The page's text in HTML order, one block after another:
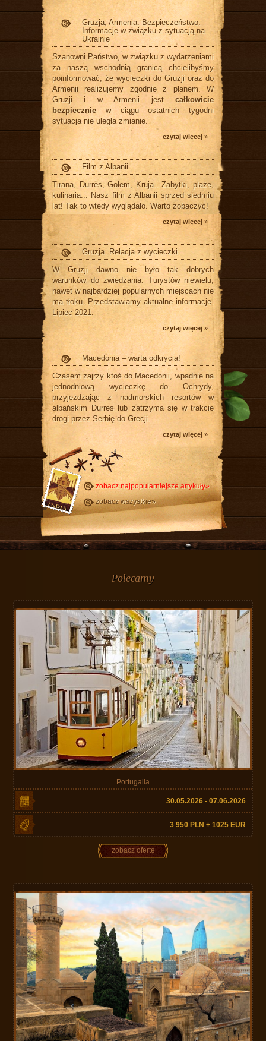
Gruzja, Armenia. Bezpieczeństwo.
Informacje w związku z sytuacją na
Ukrainie
Szanowni Państwo, w związku z wydarzeniami
za naszą wschodnią granicą chcielibyśmy
poinformować, że wycieczki do Gruzji oraz do
Armenii realizujemy zgodnie z planem. W
Gruzji i w Armenii jest całkowicie
bezpiecznie w ciągu ostatnich tygodni
sytuacja nie uległa zmianie.
czytaj więcej »
Film z Albanii
Tirana, Durrës, Golem, Kruja.. Zabytki, plaże,
kulinaria... Nasz film z Albanii sprzed siedmiu
lat! Tak to wtedy wyglądało. Warto zobaczyć!
czytaj więcej »
Gruzja. Relacja z wycieczki
W Gruzji dawno nie było tak dobrych
warunków do zwiedzania. Turystów niewielu,
nawet w najbardziej popularnych miejscach nie
ma tłoku. Przedstawiamy aktualne informacje.
Lipiec 2021.
czytaj więcej »
Macedonia – warta odkrycia!
Czasem zajrzy ktoś do Macedonii, wpadnie na
jednodniową wycieczkę do Ochrydy,
przyjeżdżając z nadmorskich resortów w
albańskim Durres lub zatrzyma się w trakcie
drogi przez Serbię do Grecji.
czytaj więcej »
zobacz najpopularniejsze artykuły»
zobacz wszystkie»
Polecamy
Portugalia
30.05.2026 - 07.06.2026
3 950 PLN + 1025 EUR
zobacz ofertę